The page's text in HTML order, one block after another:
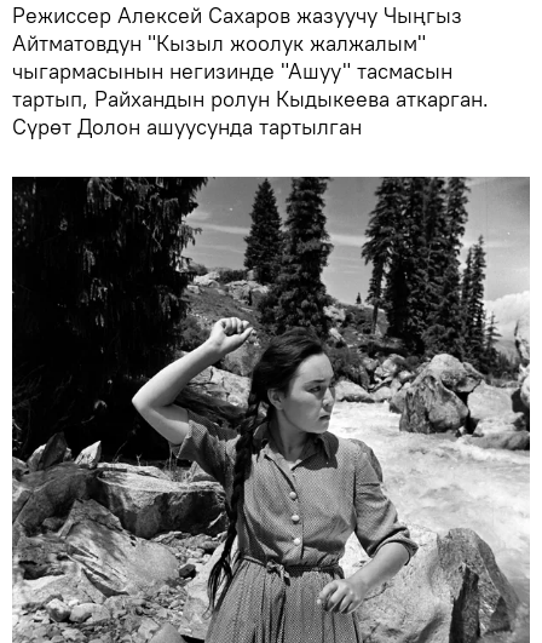
Режиссер Алексей Сахаров жазуучу Чыңгыз
Айтматовдун "Кызыл жоолук жалжалым"
чыгармасынын негизинде "Ашуу" тасмасын
тартып, Райхандын ролун Кыдыкеева аткарган.
Сүрөт Долон ашуусунда тартылган